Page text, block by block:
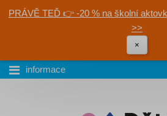
PRÁVĚ TEĎ 👉 -20 % na školní
>>
×
informace